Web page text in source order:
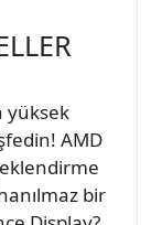
yüksek
AMD
bir